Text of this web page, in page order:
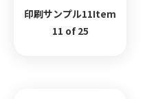
印刷サンプル11Item
11 of 25